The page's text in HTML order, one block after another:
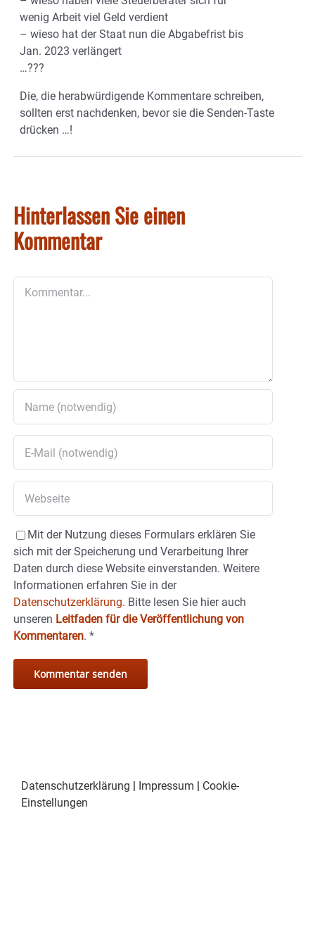
wenig Arbeit viel Geld verdient
– wieso hat der Staat nun die Abgabefrist bis
Jan. 2023 verlängert
…???
Die, die herabwürdigende Kommentare schreiben,
sollten erst nachdenken, bevor sie die Senden-Taste
drücken …!
Hinterlassen Sie einen
Kommentar
Mit der Nutzung dieses Formulars erklären Sie
sich mit der Speicherung und Verarbeitung Ihrer
Daten durch diese Website einverstanden. Weitere
Informationen erfahren Sie in der
Datenschutzerklärung. Bitte lesen Sie hier auch
unseren Leitfaden für die Veröffentlichung von
Kommentaren. *
Datenschutzerklärung Impressum
Cookie-
Einstellungen